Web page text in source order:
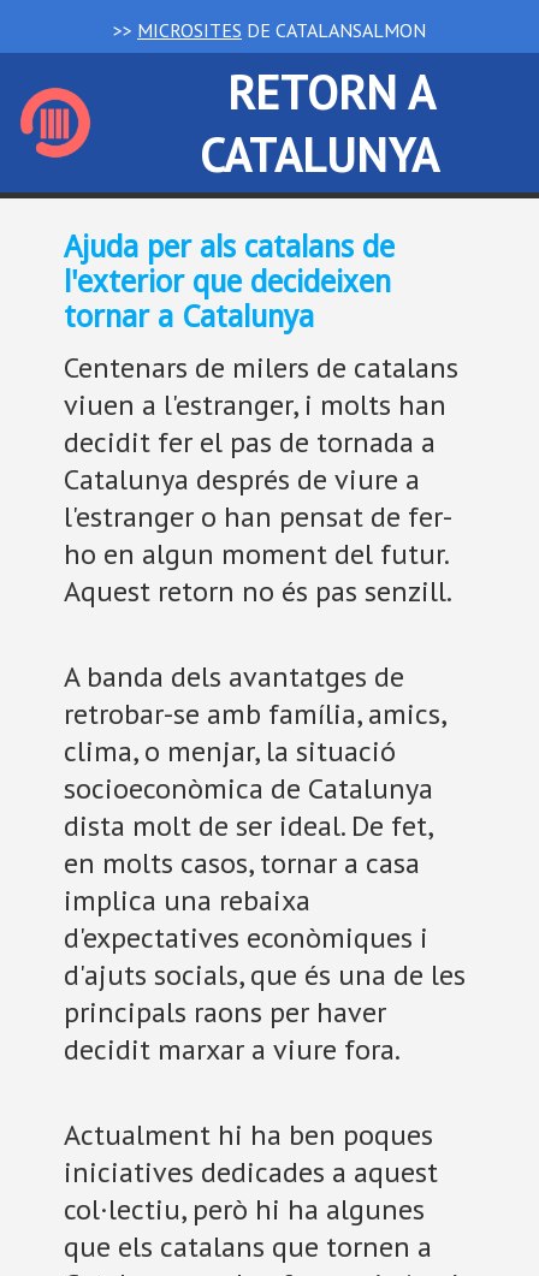
>> MICROSITES DE CATALANSALMON
RETORN A
CATALUNYA
Ajuda per als catalans de
l'exterior que decideixen
tornar a Catalunya
Centenars de milers de catalans
viuen a l'estranger, i molts han
decidit fer el pas de tornada a
Catalunya després de viure a
l'estranger o han pensat de fer-
ho en algun moment del futur.
Aquest retorn no és pas senzill.
A banda dels avantatges de
retrobar-se amb família, amics,
clima, o menjar, la situació
socioeconòmica de Catalunya
dista molt de ser ideal. De fet,
en molts casos, tornar a casa
implica una rebaixa
d'expectatives econòmiques i
d'ajuts socials, que és una de les
principals raons per haver
decidit marxar a viure fora.
Actualment hi ha ben poques
iniciatives dedicades a aquest
col·lectiu, però hi ha algunes
que els catalans que tornen a